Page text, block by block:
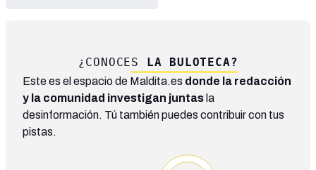
¿CONOCES LA BULOTECA?
Este es el espacio de Maldita.es donde la redacción
y la comunidad investigan juntas la
desinformación. Tú también puedes contribuir con tus
pistas.